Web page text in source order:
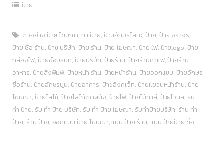
ป้าย
ตัวอย่าง ป้าย โฆษณา, ทำ ป้าย, ป้านอักษรโลหะ, ป้าย, ป้าย จราจร,
ป้าย ชื่อ ร้าน, ป้าย บริษัท, ป้าย ร้าน, ป้าย โฆษณา, ป้าย ไฟ, ป้ายlogo, ป้าย
กล่องไฟ, ป้ายชื่อบริษัท, ป้ายบริษัท, ป้ายร้าน, ป้ายร้านกาแฟ, ป้ายร้าน
อาหาร, ป้ายสิ่งพิมพ์, ป้ายหน้า ร้าน, ป้ายหน้าร้าน, ป้ายออกแบบ, ป้ายอักษร
ชื่อร้าน, ป้ายอักษรนูน, ป้ายอาคาร, ป้ายอิงค์เจ็ท, ป้ายแขวนหน้าร้าน, ป้าย
โฆษณา, ป้ายโลโก้, ป้ายโลโก้ติดผนัง, ป้ายไฟ, ป้ายไม้ทำสี, ป้ายไวนิล, รับ
ทำ ป้าย, รับ ทำ ป้าย บริษัท, รับ ทำ ป้าย โฆษณา, รับทําป้ายบริษัท, ร้าน ทำ
ป้าย, ร้าน ป้าย, ออกแบบ ป้าย โฆษณา, แบบ ป้าย ร้าน, แบบ ป้ายป้าย ชื่อ